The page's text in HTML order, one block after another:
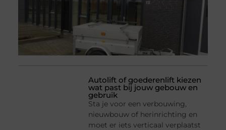
Autolift of goederenlift kiezen
wat past bij jouw gebouw en
gebruik
Sta je voor een verbouwing,
nieuwbouw of herinrichting en
moet er iets verticaal verplaatst